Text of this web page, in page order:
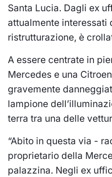
Santa Lucia. Dagli ex
attualmente interessati
ristrutturazione, è
A essere centrate in
Mercedes e una
gravemente
lampione
terra tra una delle
“Abito in questa via -
proprietario della
palazzina. Negli ex